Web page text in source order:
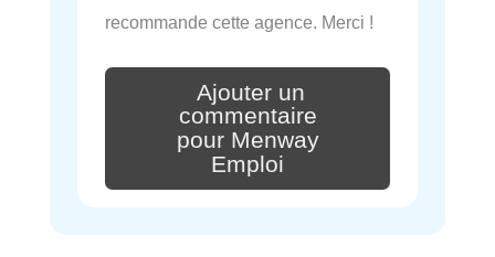
recommande cette agence. Merci !
Ajouter un
commentaire
pour Menway
Emploi